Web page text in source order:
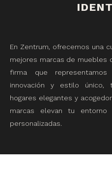
En Zentrum, ofrecemos una
mejores marcas de muebles
firma que
innovación y estilo único,
hogares elegantes y
marcas elevan tu
personalizadas.